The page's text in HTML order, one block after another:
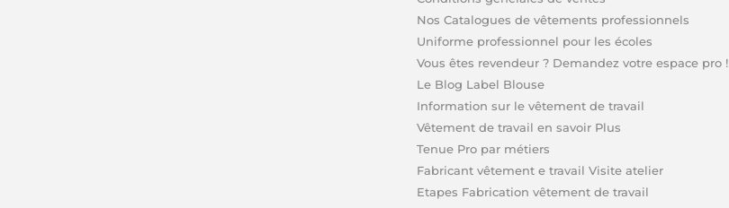
Nos Catalogues de vêtements professionnels
Uniforme professionnel pour les écoles
Vous êtes revendeur ? Demandez votre espace pro !
Le Blog Label Blouse
Information sur le vêtement de travail
Vêtement de travail en savoir Plus
Tenue Pro par métiers
Fabricant vêtement e travail Visite atelier
Etapes Fabrication vêtement de travail